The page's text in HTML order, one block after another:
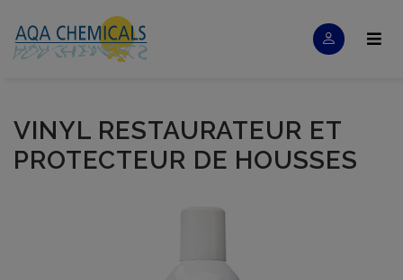
VINYL RESTAURATEUR ET
PROTECTEUR DE HOUSSES